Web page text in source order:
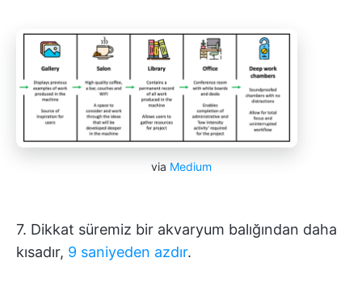
via Medium
7. Dikkat süremiz bir akvaryum balığından daha
kısadır, 9 saniyeden azdır.